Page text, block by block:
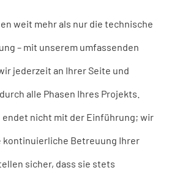
weit mehr als nur die technische
– mit unserem umfassenden
jederzeit an Ihrer Seite und
alle Phasen Ihres Projekts.
endet nicht mit der Einführung; wir
kontinuierliche Betreuung Ihrer
sicher, dass sie stets